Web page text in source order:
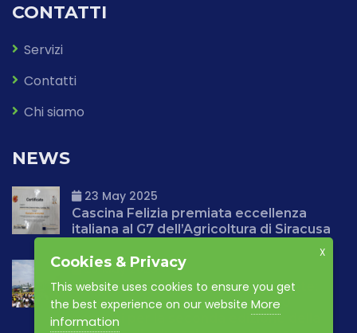
CONTATTI
Servizi
Contatti
Chi siamo
NEWS
23 May 2025
Cascina Felizia premiata eccellenza
italiana al G7 dell’Agricoltura di Siracusa
23 May 2025
Una giornata speciale per l’ambiente:
Cascina Felizia accoglie oltre 250
bambini per la seconda edizione della
X
Cookies & Privacy
This website uses cookies to ensure you get
the best experience on our website More
information